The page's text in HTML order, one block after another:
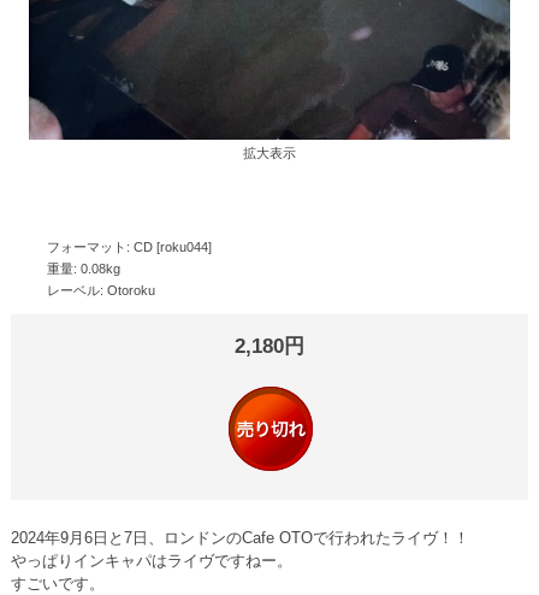
拡大表示
フォーマット: CD [roku044]
重量: 0.08kg
レーベル: Otoroku
2,180円
2024年9月6日と7日、ロンドンのCafe OTOで行われたライヴ！！
やっぱりインキャパはライヴですねー。
すごいです。